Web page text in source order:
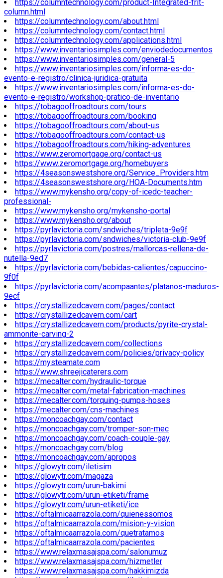
https://columntechnology.com/product-Integrated-frit-
column.html
https://columntechnology.com/about.html
https://columntechnology.com/contact.html
https://columntechnology.com/applications.html
https://www.inventariosimples.com/enviodedocumentos
https://www.inventariosimples.com/general-5
https://www.inventariosimples.com/informa-es-do-
evento-e-registro/clinica-juridica-gratuita
https://www.inventariosimples.com/informa-es-do-
evento-e-registro/workshop-pratico-de-inventario
https://tobagooffroadtours.com/tours
https://tobagooffroadtours.com/booking
https://tobagooffroadtours.com/about-us
https://tobagooffroadtours.com/contact-us
https://tobagooffroadtours.com/hiking-adventures
https://www.zeromortgage.org/contact-us
https://www.zeromortgage.org/homebuyers
https://4seasonswestshore.org/Service_Providers.htm
https://4seasonswestshore.org/HOA-Documents.htm
https://www.mykensho.org/copy-of-icedc-teacher-
professional-
https://www.mykensho.org/mykensho-portal
https://www.mykensho.org/about
https://pyrlavictoria.com/sndwiches/tripleta-9e9f
https://pyrlavictoria.com/sndwiches/victoria-club-9e9f
https://pyrlavictoria.com/postres/mallorcas-rellena-de-
nutella-9ed7
https://pyrlavictoria.com/bebidas-calientes/capuccino-
9f0f
https://pyrlavictoria.com/acompaantes/platanos-maduros-
9ecf
https://crystallizedcavern.com/pages/contact
https://crystallizedcavern.com/cart
https://crystallizedcavern.com/products/pyrite-crystal-
ammonite-carving-2
https://crystallizedcavern.com/collections
https://crystallizedcavern.com/policies/privacy-policy
https://mysteamate.com
https://www.shreejicaterers.com
https://mecalter.com/hydraulic-torque
https://mecalter.com/metal-fabrication-machines
https://mecalter.com/torquing-pumps-hoses
https://mecalter.com/cns-machines
https://moncoachgay.com/contact
https://moncoachgay.com/tromper-son-mec
https://moncoachgay.com/coach-couple-gay
https://moncoachgay.com/blog
https://moncoachgay.com/apropos
https://glowytr.com/iletisim
https://glowytr.com/magaza
https://glowytr.com/urun-bakimi
https://glowytr.com/urun-etiketi/frame
https://glowytr.com/urun-etiketi/ice
https://oftalmicaarrazola.com/quienessomos
https://oftalmicaarrazola.com/mision-y-vision
https://oftalmicaarrazola.com/quetratamos
https://oftalmicaarrazola.com/pacientes
https://www.relaxmasajspa.com/salonumuz
https://www.relaxmasajspa.com/hizmetler
https://www.relaxmasajspa.com/hakkimizda